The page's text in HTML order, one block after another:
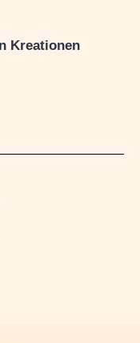
Kreationen